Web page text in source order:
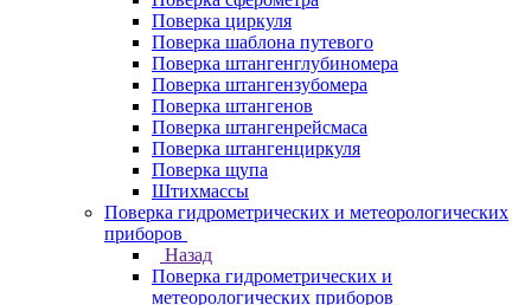
Поверка циркуля
Поверка шаблона путевого
Поверка штангенглубиномера
Поверка штангензубомера
Поверка штангенов
Поверка штангенрейсмаса
Поверка штангенциркуля
Поверка щупа
Штихмассы
Поверка гидрометрических и метеорологических
приборов
Назад
Поверка гидрометрических и
метеорологических приборов